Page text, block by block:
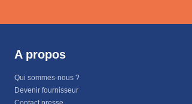
A propos
Qui sommes-nous ?
Devenir fournisseur